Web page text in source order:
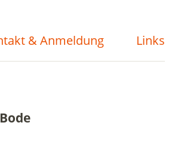
& Anmeldung Links